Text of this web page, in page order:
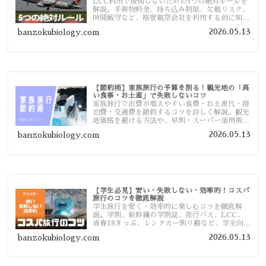
解説。手荷物料金、持ち込み制限、欠航リスク、
時間厳守など、格安航空会社を利用する前に知っ
す。
banzokubiology.com 2026.05.13
【節約術】家族旅行の予算を削る！観光地の「高
い食事・お土産」で失敗しないコツ
家族旅行で出費が増えやすい食費・お土産代・宿
泊費・交通費を節約するコツを詳しく解説。観光
地価格を避ける方法や、早割・スーパー活用術、
banzokubiology.com 2026.05.13
【学生必見】安い・失敗しない・効率的！コスパ
旅行のコツを徹底解説
学生旅行を安く・効率的に楽しむコツを徹底解
説。学割、新幹線の学割証、夜行バス、LCC、
青春18きっぷ、レンタカー割り勘など、学生向け
banzokubiology.com 2026.05.13